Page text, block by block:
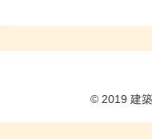
© 2019 建